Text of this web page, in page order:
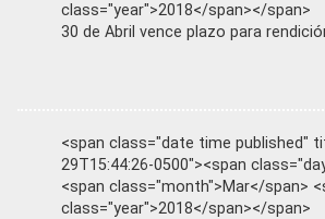
class="year">2018</span></span>
30 de Abril vence plazo para
<span class="date time published"
29T15:44:26-0500"><span
<span class="month">Mar</span>
class="year">2018</span></span>